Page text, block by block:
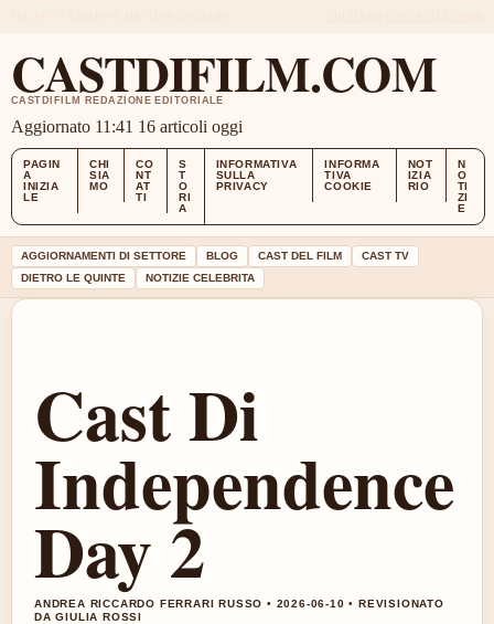
CASTDIFILM.COM
CASTDIFILM REDAZIONE EDITORIALE
Aggiornato 11:41 16 articoli oggi
PAGIN
A
INIZIA
LE
CHI
SIA
MO
CO
NT
AT
TI
S
T
O
RI
A
INFORMATIVA
SULLA
PRIVACY
INFORMA
TIVA
COOKIE
NOT
IZIA
RIO
N
O
TI
ZI
E
AGGIORNAMENTI DI SETTORE BLOG CAST DEL FILM
CAST TV
DIETRO LE QUINTE
NOTIZIE CELEBRITA
Cast Di
Independence
Day 2
ANDREA RICCARDO FERRARI RUSSO • 2026-06-10 • REVISIONATO
DA GIULIA ROSSI